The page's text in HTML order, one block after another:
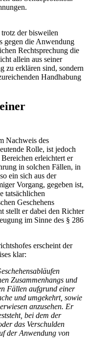
der bisweilen
gegen die Anwendung
Rechtsprechung die
allein aus seiner
zu erklären sind, sondern
Handhabung
Nachweis des
Rolle, ist jedoch
erleichtert er
in solchen Fällen, in
ein sich aus der
Vorgang, gegeben ist,
tatsächlichen
Geschehens
stellt er dabei den Richter
im Sinne des § 286
erscheint der
klar:
Zusammenhangs und
Fällen aufgrund einer
und umgekehrt, sowie
anzusehen. Er
bei dem der
das Verschulden
der Anwendung von